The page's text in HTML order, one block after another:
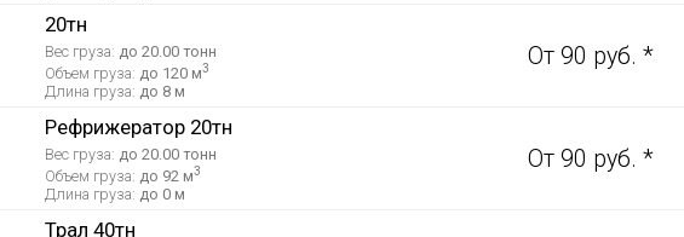
20тн
Вес груза: до 20.00 тонн
Объем груза: до 120 м3
Длина груза: до 8 м
От 90 руб. *
Рефрижератор 20тн
Вес груза: до 20.00 тонн
Объем груза: до 92 м3
Длина груза: до 0 м
От 90 руб. *
Трал 40тн